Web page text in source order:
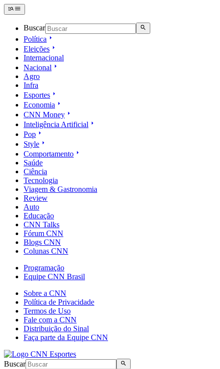
Buscar
Política
Eleições
Internacional
Nacional
Agro
Infra
Esportes
Economia
CNN Money
Inteligência Artificial
Pop
Style
Comportamento
Saúde
Ciência
Tecnologia
Viagem & Gastronomia
Review
Auto
Educação
CNN Talks
Fórum CNN
Blogs CNN
Colunas CNN
Programação
Equipe CNN Brasil
Sobre a CNN
Política de Privacidade
Termos de Uso
Fale com a CNN
Distribuição do Sinal
Faça parte da Equipe CNN
Buscar